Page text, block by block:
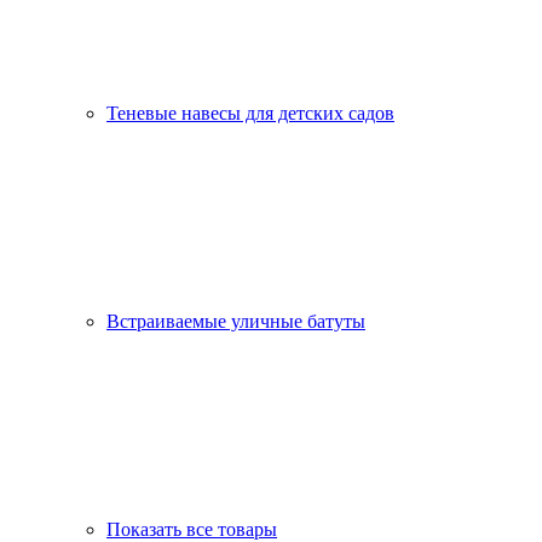
Теневые навесы для детских садов
Встраиваемые уличные батуты
Показать все товары